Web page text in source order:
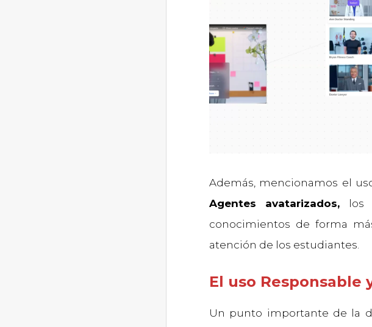
Además, mencionamos el
Agentes avatarizados, los
conocimientos de forma
atención de los estudiantes.
El uso Responsable
Un punto importante de la